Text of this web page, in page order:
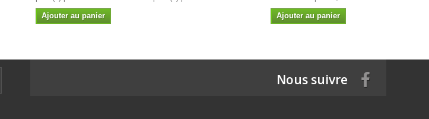
Ajouter au panier Ajouter au panier
Nous suivre